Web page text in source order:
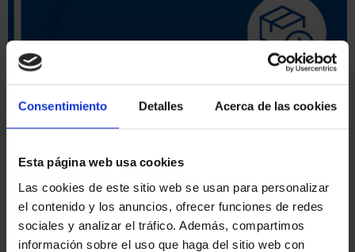
Consentimiento Detalles Acerca de las cookies
Esta página web usa cookies
Las cookies de este sitio web se usan para personalizar
el contenido y los anuncios, ofrecer funciones de redes
sociales y analizar el tráfico. Además, compartimos
información sobre el uso que haga del sitio web con
ORDENAR POR: